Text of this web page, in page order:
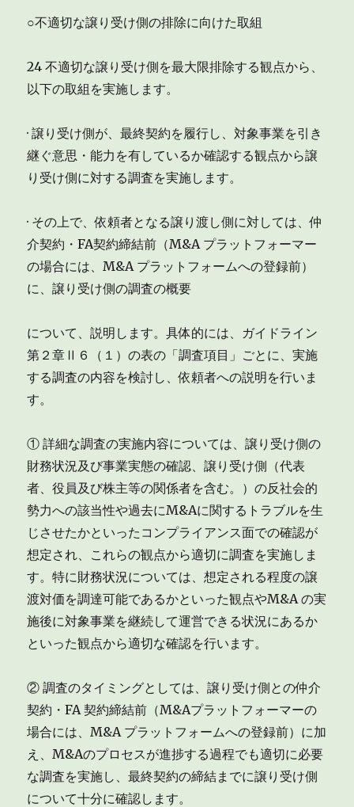
○不適切な譲り受け側の排除に向けた取組
24 不適切な譲り受け側を最大限排除する観点から、
以下の取組を実施します。
· 譲り受け側が、最終契約を履行し、対象事業を引き
継ぐ意思・能力を有しているか確認する観点から譲
り受け側に対する調査を実施します。
· その上で、依頼者となる譲り渡し側に対しては、仲
介契約・FA契約締結前（M&A プラットフォーマー
の場合には、M&A プラットフォームへの登録前）
に、譲り受け側の調査の概要
について、説明します。具体的には、ガイドライン
第２章Ⅱ６（１）の表の「調査項目」ごとに、実施
する調査の内容を検討し、依頼者への説明を行いま
す。
① 詳細な調査の実施内容については、譲り受け側の
財務状況及び事業実態の確認、譲り受け側（代表
者、役員及び株主等の関係者を含む。）の反社会的
勢力への該当性や過去にM&Aに関するトラブルを生
じさせたかといったコンプライアンス面での確認が
想定され、これらの観点から適切に調査を実施しま
す。特に財務状況については、想定される程度の譲
渡対価を調達可能であるかといった観点やM&A の実
施後に対象事業を継続して運営できる状況にあるか
といった観点から適切な確認を行います。
② 調査のタイミングとしては、譲り受け側との仲介
契約・FA 契約締結前（M&Aプラットフォーマーの
場合には、M&A プラットフォームへの登録前）に加
え、M&Aのプロセスが進捗する過程でも適切に必要
な調査を実施し、最終契約の締結までに譲り受け側
について十分に確認します。